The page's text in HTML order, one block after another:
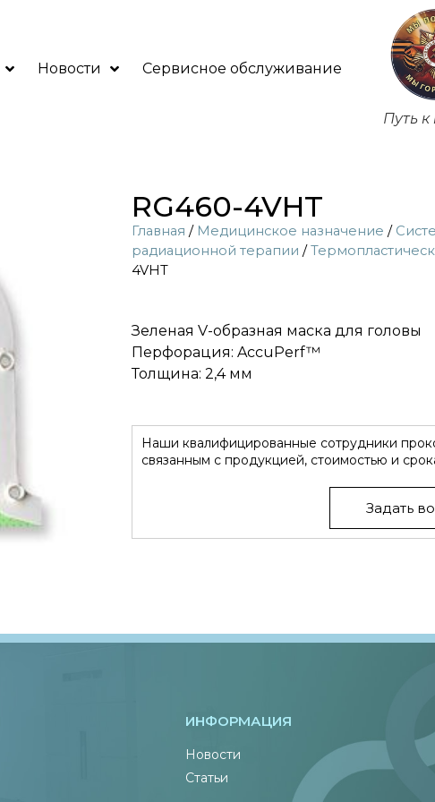
Новости Сервисное обслуживание
Путь
RG460-4VHT
Главная / Медицинское назначение /
радиационной терапии /
4VHT
Зеленая V-образная маска для головы
Перфорация: AccuPerf™
Толщина: 2,4 мм
Наши квалифицированные сотрудники
связанным с продукцией, стоимостью и
Задать
ИНФОРМАЦИЯ
Новости
Статьи